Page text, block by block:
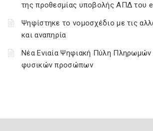
της προθεσμίας υποβολής ΑΠΔ του
Ψηφίστηκε το νομοσχέδιο με τις
και αναπηρία
Νέα Ενιαία Ψηφιακή Πύλη
φυσικών προσώπων